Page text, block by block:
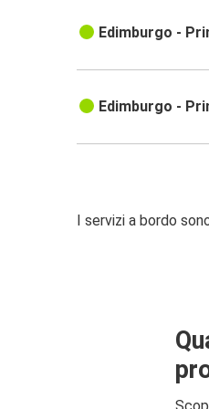
Edimburgo -
Edimburgo -
I servizi a bordo